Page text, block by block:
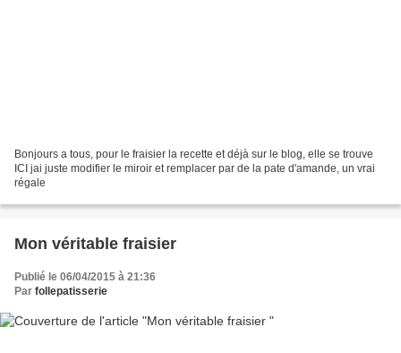
Bonjours a tous, pour le fraisier la recette et déjà sur le blog, elle se trouve
ICI jai juste modifier le miroir et remplacer par de la pate d'amande, un vrai
régale
Mon véritable fraisier
Publié le 06/04/2015 à 21:36
Par follepatisserie